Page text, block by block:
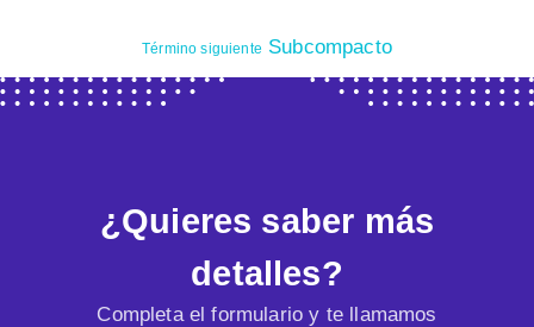
Término siguiente Subcompacto
¿Quieres saber más
detalles?
Completa el formulario y te llamamos